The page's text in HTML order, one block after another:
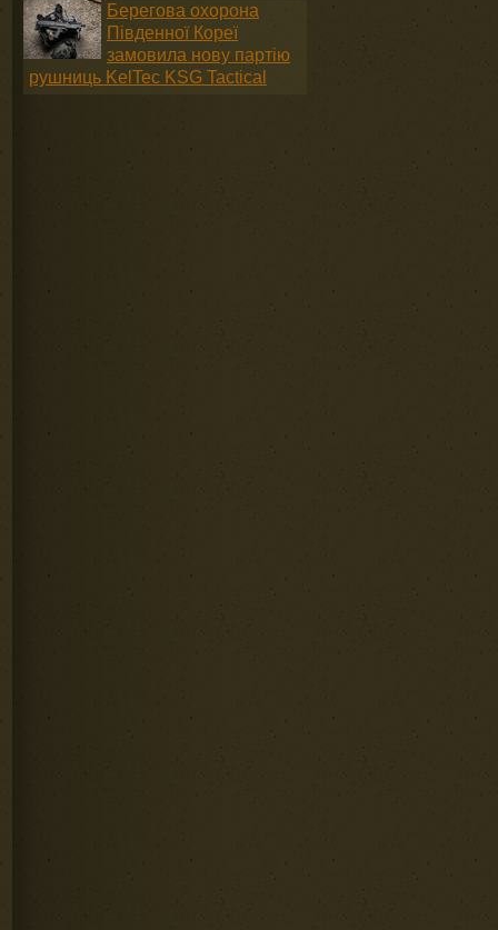
Берегова охорона
Південної Кореї
замовила нову партію
рушниць KelTec KSG Tactical